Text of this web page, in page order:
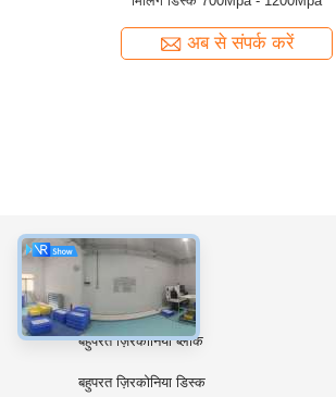
अब से संपर्क करें
श्रेणियाँ
बहुपरत ज़िरकोनिया ब्लॉक
बहुपरत ज़िरकोनिया डिस्क